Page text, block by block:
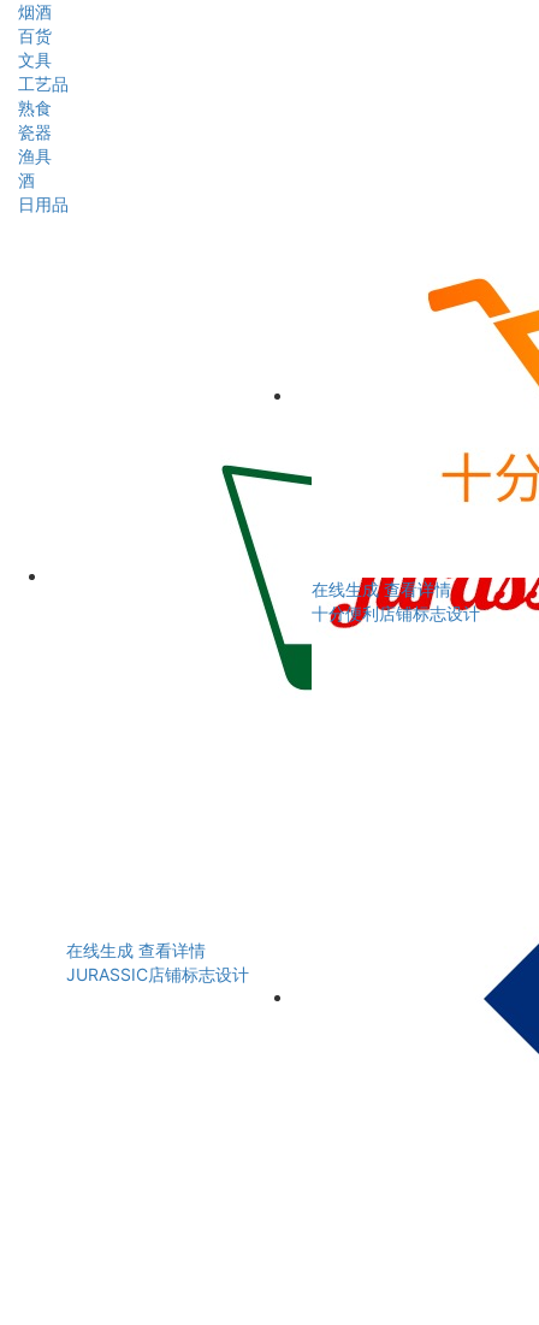
烟酒
百货
文具
工艺品
熟食
瓷器
渔具
酒
日用品
在线生成 查看详情
JURASSIC店铺标志设计
在线生成 查看详情
十分便利店铺标志设计